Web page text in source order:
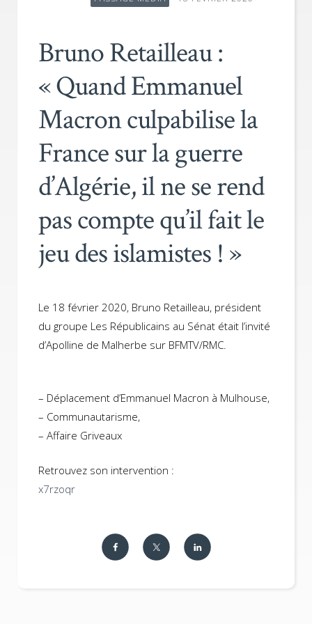
Bruno Retailleau :
« Quand Emmanuel
Macron culpabilise la
France sur la guerre
d’Algérie, il ne se rend
pas compte qu’il fait le
jeu des islamistes ! »
Le 18 février 2020, Bruno Retailleau, président
du groupe Les Républicains au Sénat était l’invité
d’Apolline de Malherbe sur BFMTV/RMC.
– Déplacement d’Emmanuel Macron à Mulhouse,
– Communautarisme,
– Affaire Griveaux
Retrouvez son intervention :
x7rzoqr